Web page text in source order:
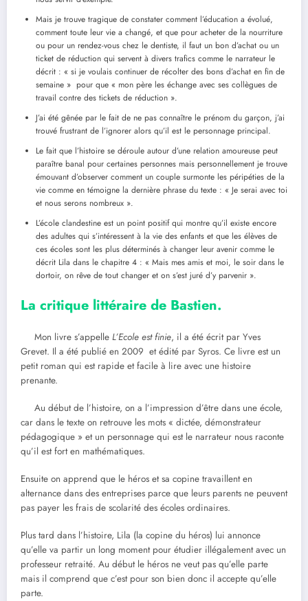
Mais je trouve tragique de constater comment l’éducation a évolué,
comment toute leur vie a changé, et que pour acheter de la nourriture
ou pour un rendez-vous chez le dentiste, il faut un bon d’achat ou un
ticket de réduction qui servent à divers trafics comme le narrateur le
décrit : « si je voulais continuer de récolter des bons d’achat en fin de
semaine » pour que « mon père les échange avec ses collègues de
travail contre des tickets de réduction ».
J’ai été gênée par le fait de ne pas connaître le prénom du garçon, j’ai
trouvé frustrant de l’ignorer alors qu’il est le personnage principal.
Le fait que l’histoire se déroule autour d’une relation amoureuse peut
paraître banal pour certaines personnes mais personnellement je trouve
émouvant d’observer comment un couple surmonte les péripéties de la
vie comme en témoigne la dernière phrase du texte : « Je serai avec toi
et nous serons nombreux ».
L’école clandestine est un point positif qui montre qu’il existe encore
des adultes qui s’intéressent à la vie des enfants et que les élèves de
ces écoles sont les plus déterminés à changer leur avenir comme le
décrit Lila dans le chapitre 4 : « Mais mes amis et moi, le soir dans le
dortoir, on rêve de tout changer et on s’est juré d’y parvenir ».
La critique littéraire de Bastien.
Mon livre s’appelle L’Ecole est finie, il a été écrit par Yves
Grevet. Il a été publié en 2009 et édité par Syros. Ce livre est un
petit roman qui est rapide et facile à lire avec une histoire
prenante.
Au début de l’histoire, on a l’impression d’être dans une école,
car dans le texte on retrouve les mots « dictée, démonstrateur
pédagogique » et un personnage qui est le narrateur nous raconte
qu’il est fort en mathématiques.
Ensuite on apprend que le héros et sa copine travaillent en
alternance dans des entreprises parce que leurs parents ne peuvent
pas payer les frais de scolarité des écoles ordinaires.
Plus tard dans l’histoire, Lila (la copine du héros) lui annonce
qu’elle va partir un long moment pour étudier illégalement avec un
professeur retraité. Au début le héros ne veut pas qu’elle parte
mais il comprend que c’est pour son bien donc il accepte qu’elle
parte.